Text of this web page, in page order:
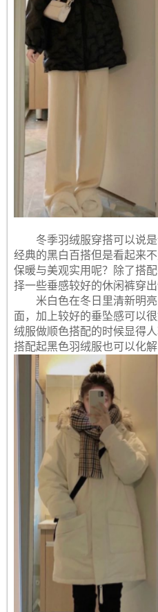
冬季羽绒服穿搭可以说
经典的黑白百搭但是看起来
保暖与美观实用呢？除了搭
择一些垂感较好的休闲裤穿出
米白色在冬日里清新明
面，加上较好的垂坠感可以
绒服做顺色搭配的时候显得
搭配起黑色羽绒服也可以化